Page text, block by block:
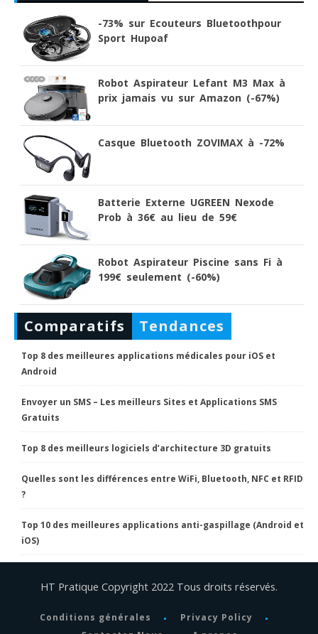
-73% sur Ecouteurs Bluetoothpour
Sport Hupoaf
Robot Aspirateur Lefant M3 Max à
prix jamais vu sur Amazon (-67%)
Casque Bluetooth ZOVIMAX à -72%
Batterie Externe UGREEN Nexode
Prob à 36€ au lieu de 59€
Robot Aspirateur Piscine sans Fi à
199€ seulement (-60%)
Comparatifs Tendances
Top 8 des meilleures applications médicales pour iOS et
Android
Envoyer un SMS – Les meilleurs Sites et Applications SMS
Gratuits
Top 8 des meilleurs logiciels d’architecture 3D gratuits
Quelles sont les différences entre WiFi, Bluetooth, NFC et RFID
?
Top 10 des meilleures applications anti-gaspillage (Android et
iOS)
HT Pratique Copyright 2022 Tous droits réservés.
Conditions générales
Privacy Policy